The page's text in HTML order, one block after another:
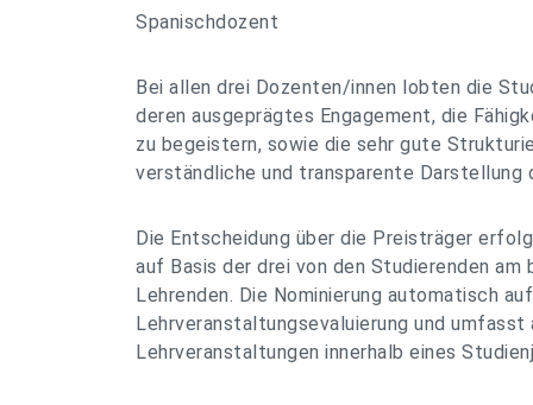
Spanischdozent
Bei allen drei Dozenten/innen lobten die
deren ausgeprägtes Engagement, die
zu begeistern, sowie die sehr gute
verständliche und transparente Darstellung
Die Entscheidung über die Preisträger
auf Basis der drei von den Studierenden
Lehrenden. Die Nominierung automatisch
Lehrveranstaltungsevaluierung und umfasst
Lehrveranstaltungen innerhalb eines